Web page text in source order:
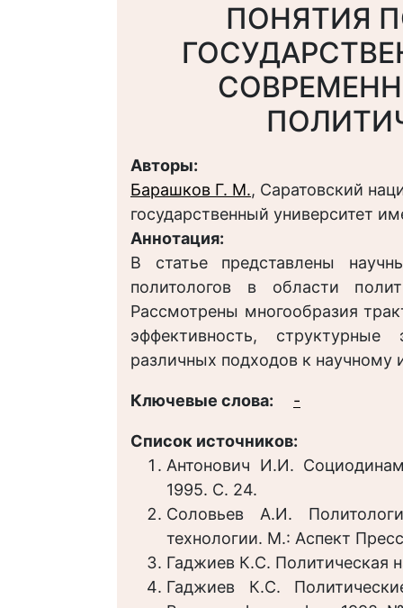
ПОНЯТИЯ
Авторы:
Барашков Г. М., Саратовский
государственный университет
Аннотация:
В статье представлены
политологов в области
Рассмотрены многообразия
эффективность,
различных подходов к научному
Ключевые слова: -
Список источников:
Антонович И.И.
1995. С. 24.
Соловьев А.И.
технологии. М.: Аспект
Гаджиев К.С. Политическая
Гаджиев К.С.